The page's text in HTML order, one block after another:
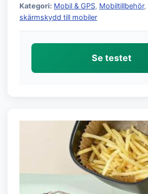
Kategori: Mobil & GPS, Mobiltillbehör,
skärmskydd till mobiler
Se testet